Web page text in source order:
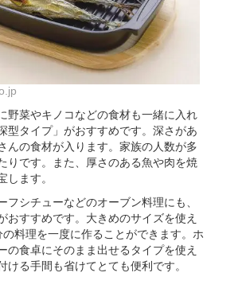
野菜やキノコなどの食材も一緒に入れ
型タイプ」がおすすめです。深さがあ
んの食材が入ります。家族の人数が多
りです。また、厚さのある魚や肉を焼
します。
フシチューなどのオーブン料理にも、
おすすめです。大きめのサイズを使え
料理を一度に作ることができます。ホ
の食卓にそのまま出せるタイプを使え
ける手間も省けてとても便利です。